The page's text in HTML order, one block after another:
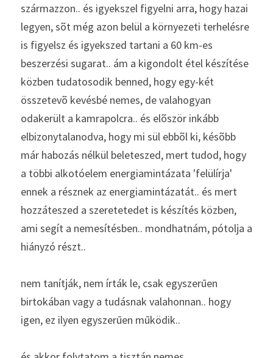
származzon.. és igyekszel figyelni arra, hogy hazai
legyen, sõt még azon belül a környezeti terhelésre
is figyelsz és igyekszed tartani a 60 km-es
beszerzési sugarat.. ám a kigondolt étel készítése
közben tudatosodik benned, hogy egy-két
összetevõ kevésbé nemes, de valahogyan
odakerült a kamrapolcra.. és elõször inkább
elbizonytalanodva, hogy mi sül ebbõl ki, késõbb
már habozás nélkül beleteszed, mert tudod, hogy
a többi alkotóelem energiamintázata 'felülírja'
ennek a résznek az energiamintázatát.. és mert
hozzáteszed a szeretetedet is készítés közben,
ami segít a nemesítésben.. mondhatnám, pótolja a
hiányzó részt..
nem tanítják, nem írták le, csak egyszerūen
birtokában vagy a tudásnak valahonnan.. hogy
igen, ez ilyen egyszerūen mūködik..